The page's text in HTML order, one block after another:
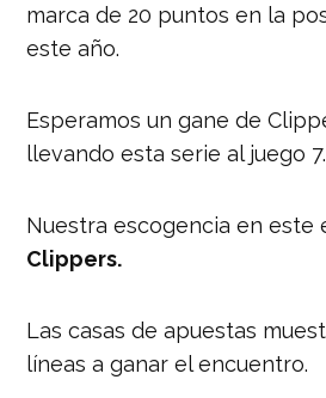
marca de 20 puntos en la
este año.
Esperamos un gane de
llevando esta serie al juego 7.
Nuestra escogencia en este
Clippers.
Las casas de apuestas
líneas a ganar el encuentro.